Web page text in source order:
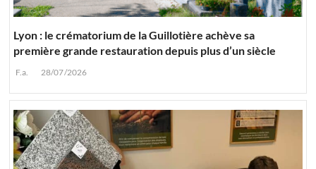
Lyon : le crématorium de la Guillotière achève sa
première grande restauration depuis plus d’un siècle
F.a. 28/07/2026